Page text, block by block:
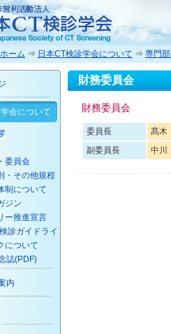
ホーム ⇒ 日本CT検診学会について ⇒ 専門
会について
委員会
・その他規程
制について
ジン
ー推進宣言
診ガイドライ
について
誌(PDF)
内
財務委員会
財務委員会
委員長
髙
副委員長
中